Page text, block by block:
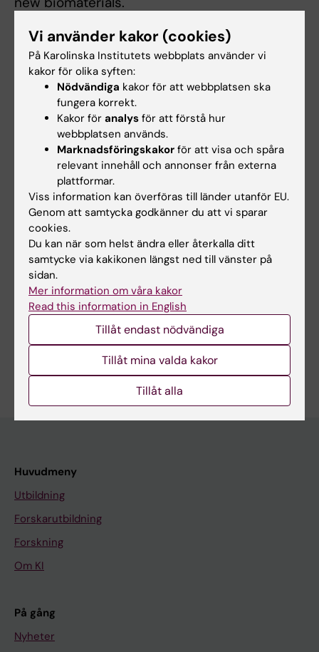
information:
https://ki.se/en/bionut/laboratory-for-
protein-misfolding-and-assembly
Group homepage
Laboratory for bioinspired protein drugs and technologies
Forskningsområden:
Biofysik
Medicinsk bioteknologi (Inriktn. mot cellbiologi (inkl.
stamcellsbiologi), molekylärbiologi, mikrobiologi, biokemi
eller biofarmaci)
Strukturbiologi
Tekniker och metoder:
Biomolekylär kärnmagnetisk resonans
Elektronmikroskopi
Proteinteknik Ytplasmonresonans
Är du Axel Abelein?
Redigera din profil
Huvudmeny
Utbildning
Forskarutbildning
Forskning
Om KI
På gång
Nyheter
Vi använder kakor (cookies)
På Karolinska Institutets webbplats använder vi
kakor för olika syften:
Nödvändiga kakor för att webbplatsen ska
fungera korrekt.
Kakor för analys för att förstå hur
webbplatsen används.
Marknadsföringskakor för att visa och spåra
relevant innehåll och annonser från externa
plattformar.
Viss information kan överföras till länder utanför EU.
Genom att samtycka godkänner du att vi sparar
cookies.
Du kan när som helst ändra eller återkalla ditt
samtycke via kakikonen längst ned till vänster på
sidan.
Mer information om våra kakor
Read this information in English
Tillåt endast nödvändiga
Tillåt mina valda kakor
Tillåt alla